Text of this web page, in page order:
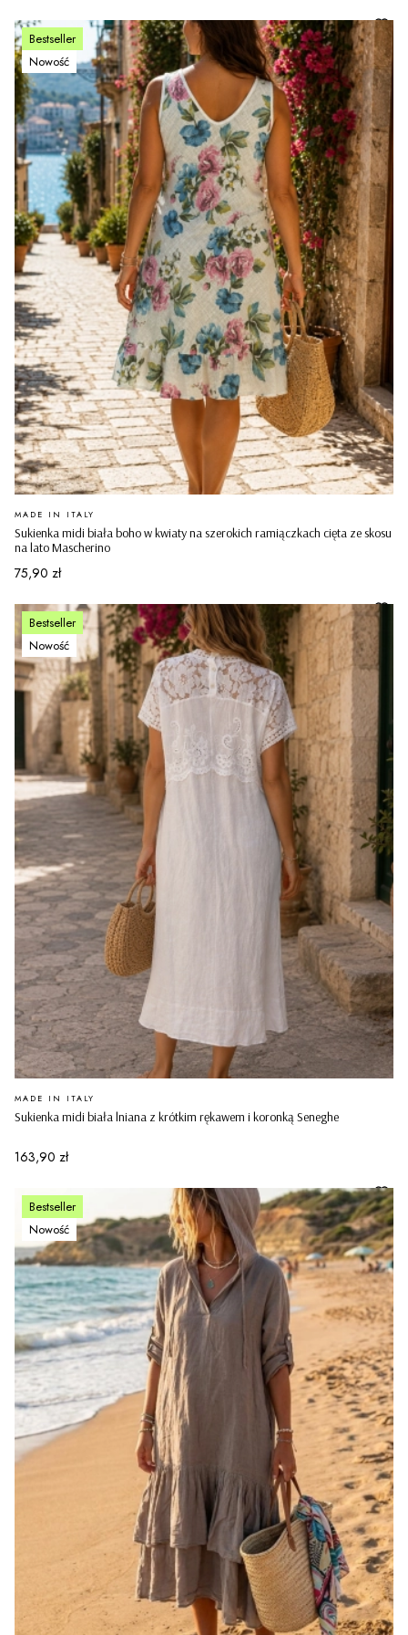
Bestseller
Nowość
Sukienka midi biała boho w kwiaty na szerokich ramiączkach cięta ze skosu
na lato Mascherino
PRODUCENT
MADE IN ITALY
Cena
75,90 zł
Bestseller
Nowość
Sukienka midi biała lniana z krótkim rękawem i koronką Seneghe
PRODUCENT
MADE IN ITALY
Cena
163,90 zł
Bestseller
Nowość